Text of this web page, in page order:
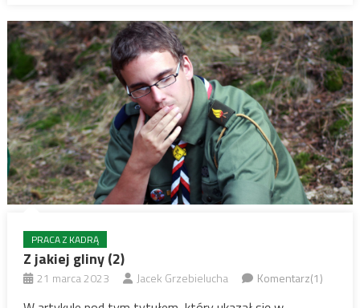
PRACA Z KADRĄ
Z jakiej gliny (2)
21 marca 2023 Jacek Grzebielucha Komentarz(1)